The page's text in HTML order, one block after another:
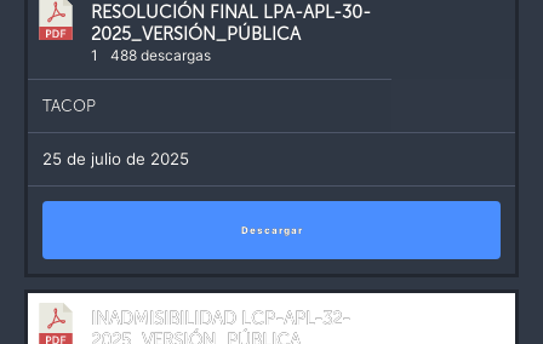
RESOLUCIÓN FINAL LPA-APL-30-
2025_VERSIÓN_PÚBLICA
1 488 descargas
TACOP
25 de julio de 2025
Descargar
INADMISIBILIDAD LCP-APL-32-